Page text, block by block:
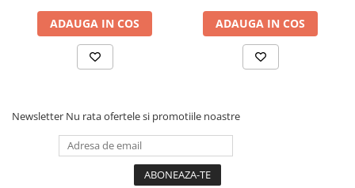
ADAUGA IN COS ADAUGA IN COS
Newsletter Nu rata ofertele si promotiile noastre